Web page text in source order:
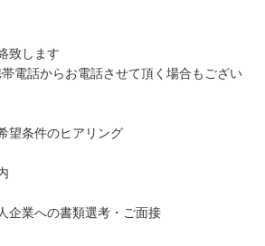
致します
電話からお電話させて頂く場合もござい
望条件のヒアリング
企業への書類選考・ご面接